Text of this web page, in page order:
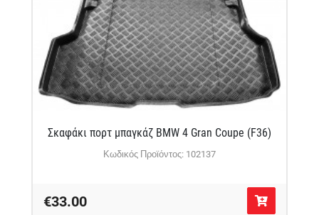
Σκαφάκι πορτ μπαγκάζ BMW 4 Gran Coupe (F36)
Κωδικός Προϊόντος: 102137
€33.00